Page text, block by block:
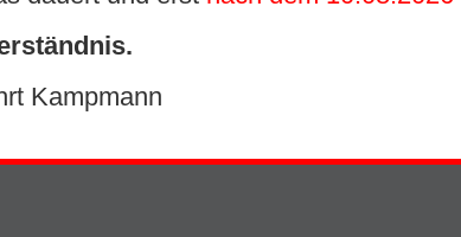
Kampmann